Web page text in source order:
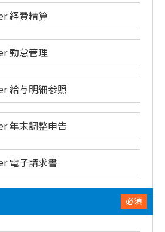
経費精算
勤怠管理
給与明細参照
年末調整申告
電子請求書
必須